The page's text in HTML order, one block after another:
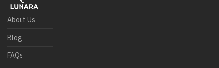
About Us
Blog
FAQs